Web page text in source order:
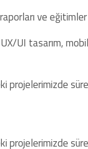
ve
UI tasarım,
projelerimizde
projelerimizde